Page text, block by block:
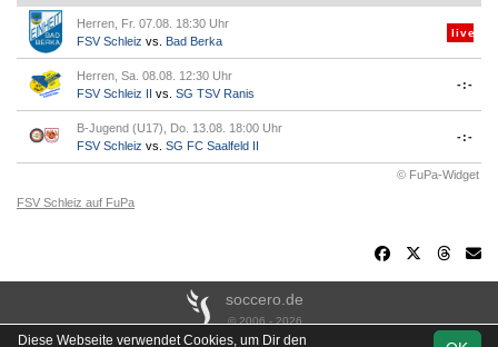
Herren, Fr. 07.08. 18:30 Uhr
FSV Schleiz vs. Bad Berka
live
Herren, Sa. 08.08. 12:30 Uhr
FSV Schleiz II vs. SG TSV Ranis
-:-
B-Jugend (U17), Do. 13.08. 18:00 Uhr
FSV Schleiz vs. SG FC Saalfeld II
-:-
© FuPa-Widget
FSV Schleiz auf FuPa
soccero.de
© 2006 - 2026
Diese Webseite verwendet Cookies, um Dir den